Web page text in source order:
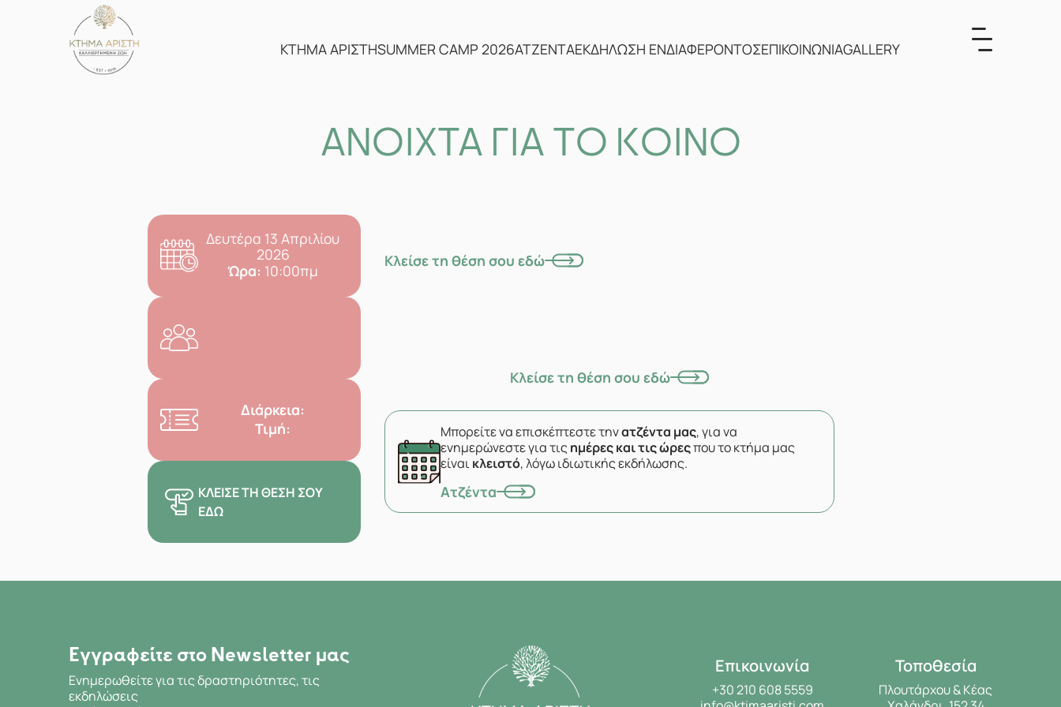
ΚΤΗΜΑ ΑΡΙΣΤΗSUMMER CAMP 2026ΑΤΖΕΝΤΑΕΚΔΗΛΩΣΗ ΕΝΔΙΑΦΕΡΟΝΤΟΣΕΠΙΚΟΙΝΩΝΙΑGALLERY
ΑΝΟΙΧΤΑ ΓΙΑ ΤΟ ΚΟΙΝΟ
Δευτέρα 13 Απριλίου
2026
Ώρα: 10:00πμ
Διάρκεια:
Τιμή:
ΚΛΕΊΣΕ ΤΗ ΘΈΣΗ ΣΟΥ
ΕΔΏ
Κλείσε τη θέση σου εδώ
Κλείσε τη θέση σου εδώ
Μπορείτε να επισκέπτεστε τηνατζέντα μας, για να
ενημερώνεστε για τιςημέρες και τις ώρεςπου το κτήμα μας
είναικλειστό, λόγω ιδιωτικής εκδήλωσης.
Ατζέντα
Εγγραφείτε στο Newsletter μας
Ενημερωθείτε για τις δραστηριότητες, τις
εκδηλώσεις
Επικοινωνία
+30 210 608 5559
Τοποθεσία
Πλουτάρχου & Κέας